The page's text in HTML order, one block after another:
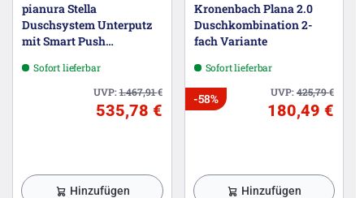
pianura Stella
Duschsystem Unterputz
mit Smart Push
Verbraucher
Sofort lieferbar
UVP:1.467,91€
535,78 €
Hinzufügen
Kronenbach Plana 2.0
Duschkombination 2-
fach Variante
Sofort lieferbar
UVP:425,79€
-58%
180,49 €
Hinzufügen